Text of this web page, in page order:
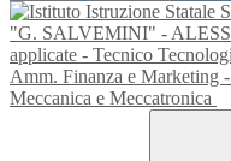
"G. SALVEMINI" -
applicate - Tecnico
Amm. Finanza e Marketing
Meccanica e Meccatronica